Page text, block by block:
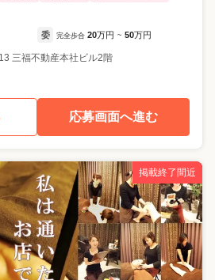
委 完全歩合 20万円 ~ 50万円
三福不動産本社ビル2階
応募画面へ進む
掲載終了間近